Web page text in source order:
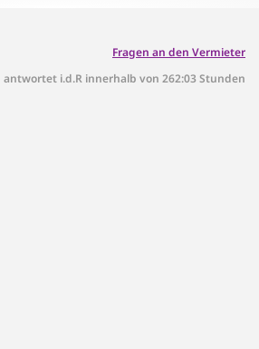
Fragen an den Vermieter
antwortet i.d.R innerhalb von 262:03 Stunden